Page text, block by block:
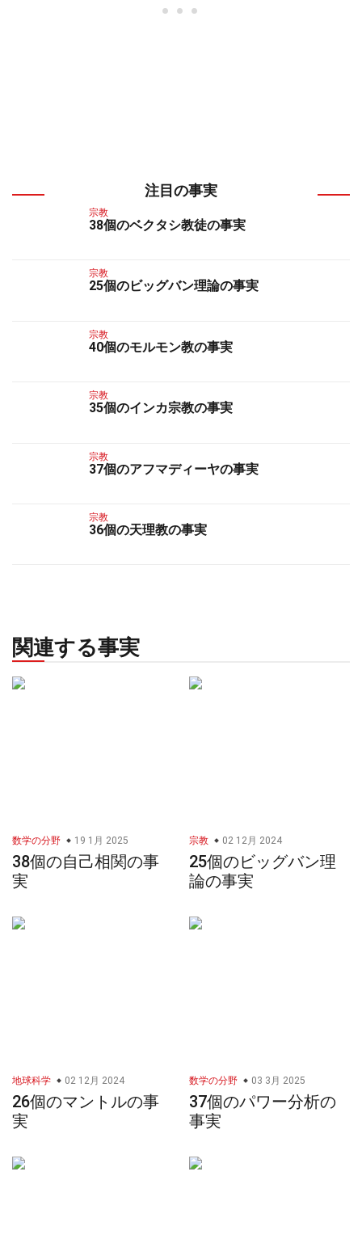
注目の事実
宗教
38個のベクタシ教徒の事実
宗教
25個のビッグバン理論の事実
宗教
40個のモルモン教の事実
宗教
35個のインカ宗教の事実
宗教
37個のアフマディーヤの事実
宗教
36個の天理教の事実
関連する事実
数学の分野 19 1月 2025
38個の自己相関の事
実
宗教 02 12月 2024
25個のビッグバン理
論の事実
地球科学 02 12月 2024
26個のマントルの事
実
数学の分野 03 3月 2025
37個のパワー分析の
事実